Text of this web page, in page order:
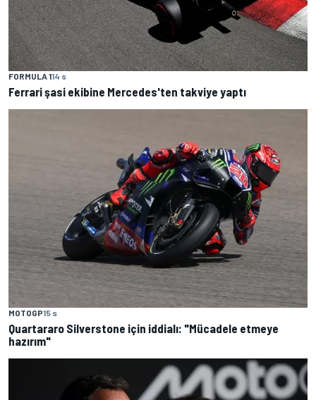
FORMULA 114 s
Ferrari şasi ekibine Mercedes'ten takviye yaptı
MOTOGP15 s
Quartararo Silverstone için iddialı: "Mücadele etmeye
hazırım"